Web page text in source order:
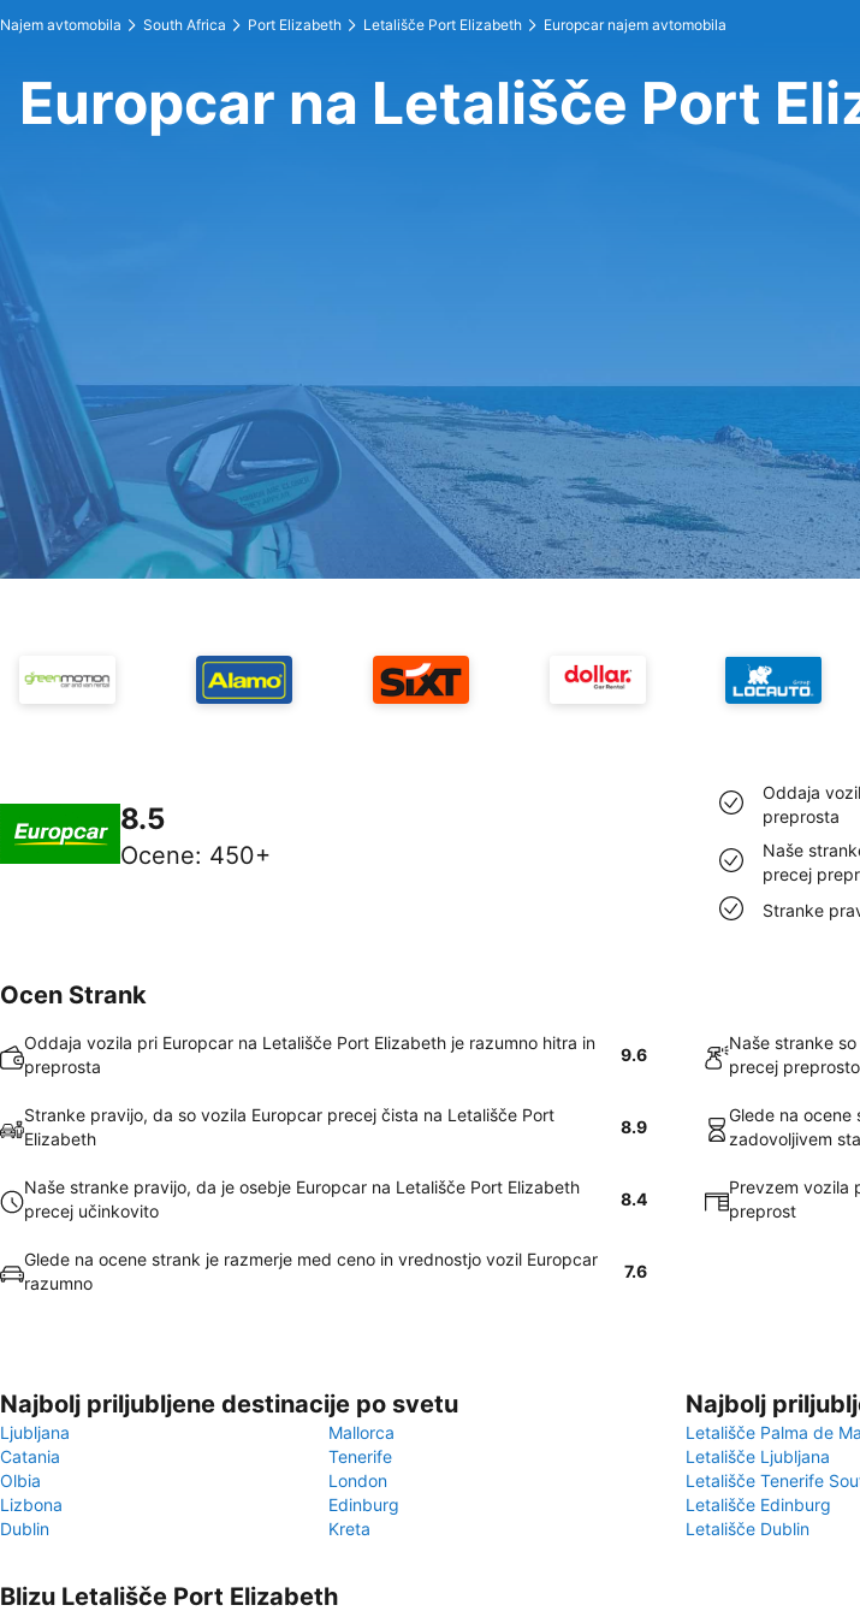
Najem avtomobila South Africa Port Elizabeth Letališče Port Elizabeth Europcar najem avtomobila
Europcar na Letališče Port
8.5
Ocene: 450+
Oddaja
preprosta
Naše
precej
Stranke
Ocen Strank
Oddaja vozila pri Europcar na Letališče Port Elizabeth je razumno hitra in
preprosta
9.6
Naše stranke
precej
Stranke pravijo, da so vozila Europcar precej čista na Letališče Port
Elizabeth
8.9
Glede na ocene
zadovoljivem
Naše stranke pravijo, da je osebje Europcar na Letališče Port Elizabeth
precej učinkovito
8.4
Prevzem vozila
preprost
Glede na ocene strank je razmerje med ceno in vrednostjo vozil Europcar
razumno
7.6
Najbolj priljubljene destinacije po svetu
Ljubljana
Mallorca
Catania
Tenerife
Olbia
London
Lizbona
Edinburg
Dublin
Kreta
Najbolj
Letališče Palma de
Letališče Ljubljana
Letališče Tenerife
Letališče Edinburg
Letališče Dublin
Blizu Letališče Port Elizabeth